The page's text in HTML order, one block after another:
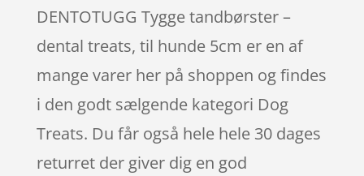
DENTOTUGG Tygge tandbørster –
dental treats, til hunde 5cm er en af
mange varer her på shoppen og findes
i den godt sælgende kategori Dog
Treats. Du får også hele hele 30 dages
returret der giver dig en god